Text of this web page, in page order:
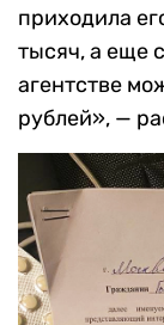
приходила
тысяч, а еще
агентстве
рублей», —